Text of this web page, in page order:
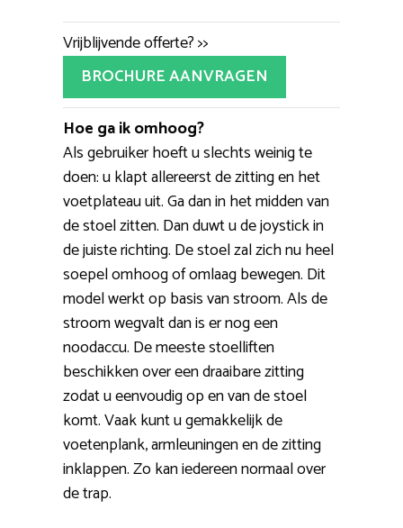
Vrijblijvende offerte? >>
BROCHURE AANVRAGEN
Hoe ga ik omhoog?
Als gebruiker hoeft u slechts weinig te
doen: u klapt allereerst de zitting en het
voetplateau uit. Ga dan in het midden van
de stoel zitten. Dan duwt u de joystick in
de juiste richting. De stoel zal zich nu heel
soepel omhoog of omlaag bewegen. Dit
model werkt op basis van stroom. Als de
stroom wegvalt dan is er nog een
noodaccu. De meeste stoelliften
beschikken over een draaibare zitting
zodat u eenvoudig op en van de stoel
komt. Vaak kunt u gemakkelijk de
voetenplank, armleuningen en de zitting
inklappen. Zo kan iedereen normaal over
de trap.